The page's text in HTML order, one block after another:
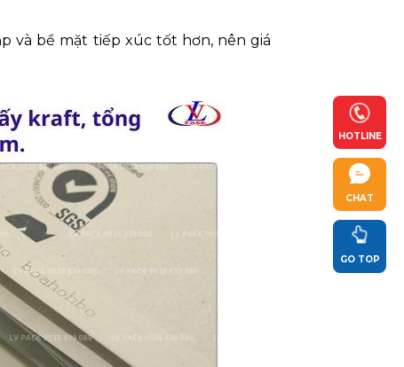
và bề mặt tiếp xúc tốt hơn, nên giá
HOTLINE
CHAT
GO TOP